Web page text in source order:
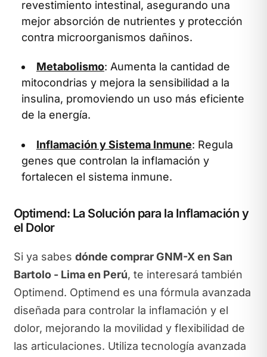
revestimiento intestinal, asegurando una
mejor absorción de nutrientes y protección
contra microorganismos dañinos.
Metabolismo: Aumenta la cantidad de
mitocondrias y mejora la sensibilidad a la
insulina, promoviendo un uso más eficiente
de la energía.
Inflamación y Sistema Inmune: Regula
genes que controlan la inflamación y
fortalecen el sistema inmune.
Optimend: La Solución para la Inflamación y
el Dolor
Si ya sabes dónde comprar GNM-X en San
Bartolo - Lima en Perú, te interesará también
Optimend. Optimend es una fórmula avanzada
diseñada para controlar la inflamación y el
dolor, mejorando la movilidad y flexibilidad de
las articulaciones. Utiliza tecnología avanzada